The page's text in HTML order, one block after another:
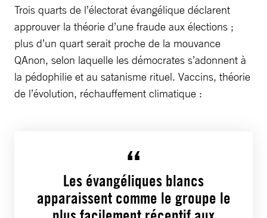
Trois quarts de l’électorat évangélique déclarent
approuver la théorie d’une fraude aux élections ;
plus d’un quart serait proche de la mouvance
QAnon, selon laquelle les démocrates s’adonnent à
la pédophilie et au satanisme rituel. Vaccins, théorie
de l’évolution, réchauffement climatique :
Les évangéliques blancs
apparaissent comme le groupe le